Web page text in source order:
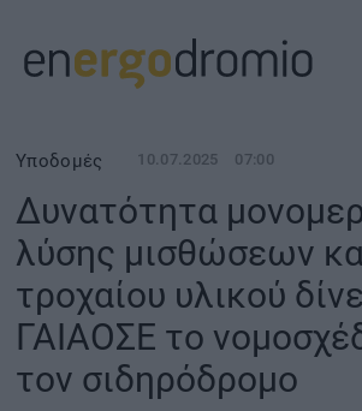
ΥΠΟΔΟΜΕΣ
REAL ESTATE
ΠΕΡΙΒΑΛΛΟΝ
ΕΝΕΡΓΕΙΑ
Υποδομές 10.07.2025 07:00
Δυνατότητα
λύσης μισθώσεων
τροχαίου υλικού
ΓΑΙΑΟΣΕ το
τον σιδηρόδρομo